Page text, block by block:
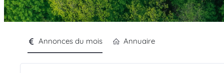
Annonces du mois Annuaire